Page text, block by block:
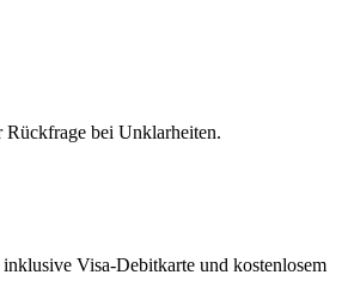
Rückfrage bei Unklarheiten.
Visa-Debitkarte und kostenlosem